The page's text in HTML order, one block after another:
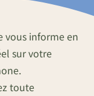
vous informe en
sur votre
toute